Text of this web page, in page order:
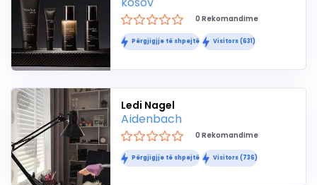
0 Rekomandime
Përgjigjje të shpejtë Visitors (631)
Ledi Nagel
Aidenbach
0 Rekomandime
Përgjigjje të shpejtë Visitors (736)